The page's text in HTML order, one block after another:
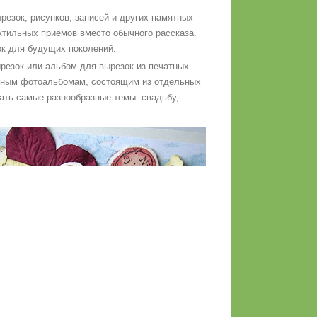
рисунков, записей и других памятных
приёмов вместо обычного рассказа.
для будущих поколений.
или альбом для вырезок из печатных
фотоальбомам, состоящим из отдельных
самые разнообразные темы: свадьбу,